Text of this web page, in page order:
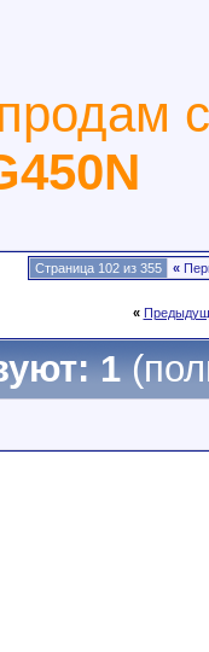
Страница 102 из 355 «
«
1